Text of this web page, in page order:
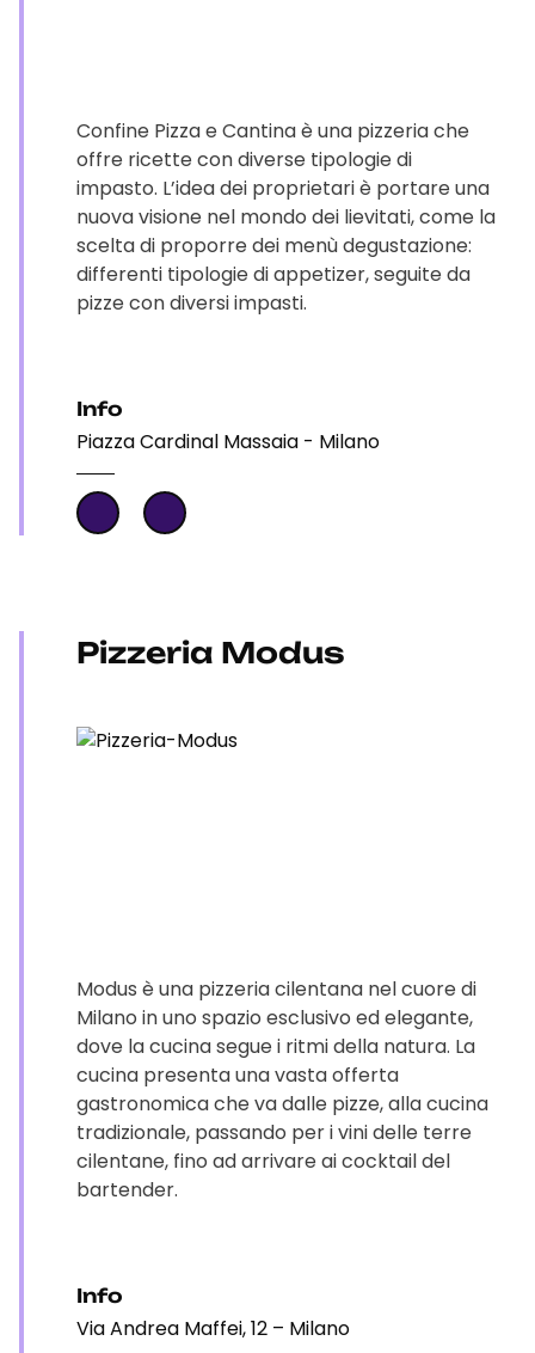
Confine Pizza e Cantina è una pizzeria che
offre ricette con diverse tipologie di
impasto. L’idea dei proprietari è portare una
nuova visione nel mondo dei lievitati, come la
scelta di proporre dei menù degustazione:
differenti tipologie di appetizer, seguite da
pizze con diversi impasti.
Info
Piazza Cardinal Massaia - Milano
Pizzeria Modus
Modus è una pizzeria cilentana nel cuore di
Milano in uno spazio esclusivo ed elegante,
dove la cucina segue i ritmi della natura. La
cucina presenta una vasta offerta
gastronomica che va dalle pizze, alla cucina
tradizionale, passando per i vini delle terre
cilentane, fino ad arrivare ai cocktail del
bartender.
Info
Via Andrea Maffei, 12 – Milano